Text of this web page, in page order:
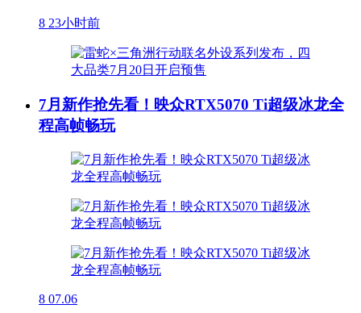
8 23小时前
7月新作抢先看！映众RTX5070 Ti超级冰龙全
程高帧畅玩
8 07.06